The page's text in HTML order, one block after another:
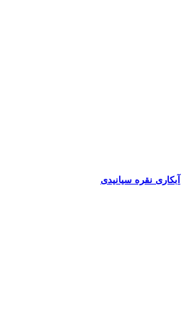
آبکاری نقره سیانیدی